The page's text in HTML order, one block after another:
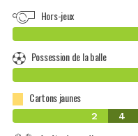
Hors-jeux
Possession de la balle
Cartons jaunes
2 4